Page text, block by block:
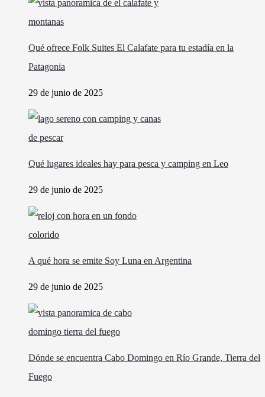
Qué ofrece Folk Suites El Calafate para tu estadía en la
Patagonia
29 de junio de 2025
Qué lugares ideales hay para pesca y camping en Leo
29 de junio de 2025
A qué hora se emite Soy Luna en Argentina
29 de junio de 2025
Dónde se encuentra Cabo Domingo en Río Grande, Tierra del
Fuego